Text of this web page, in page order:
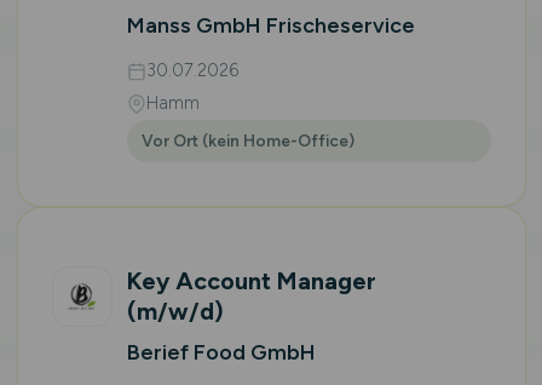
Manss GmbH Frischeservice
30.07.2026
Hamm
Vor Ort (kein Home-Office)
Key Account Manager
(m/w/d)
Berief Food GmbH